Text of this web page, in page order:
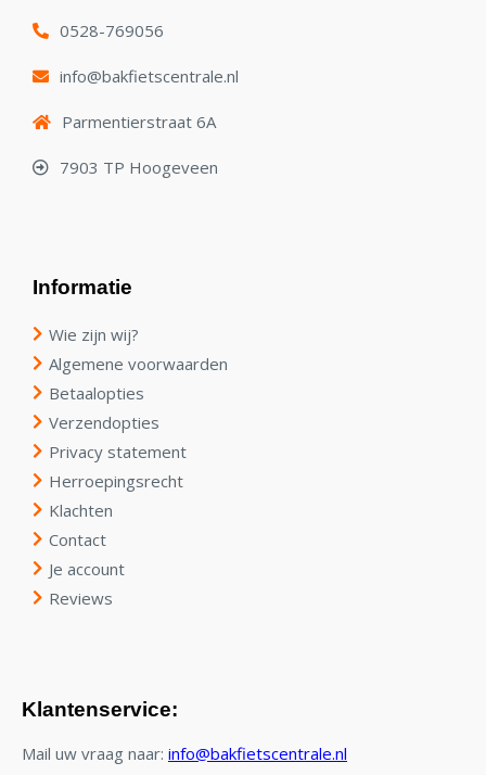
0528-769056
info@bakfietscentrale.nl
Parmentierstraat 6A
7903 TP Hoogeveen
Informatie
Wie zijn wij?
Algemene voorwaarden
Betaalopties
Verzendopties
Privacy statement
Herroepingsrecht
Klachten
Contact
Je account
Reviews
Klantenservice:
Mail uw vraag naar: info@bakfietscentrale.nl